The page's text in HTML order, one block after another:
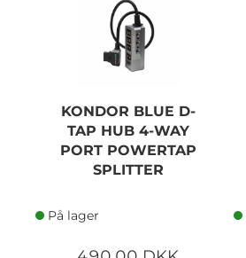
KONDOR BLUE D-
TAP HUB 4-WAY
PORT POWERTAP
SPLITTER
På lager